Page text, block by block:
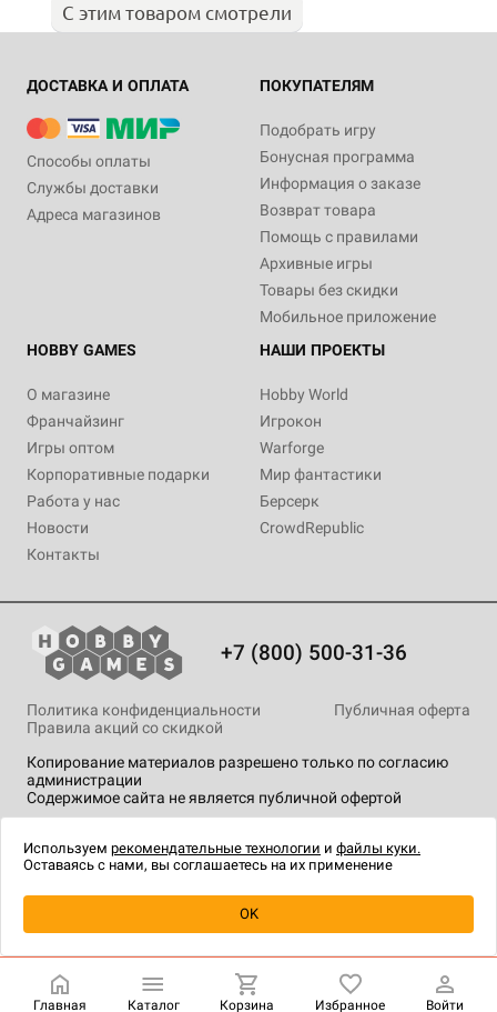
Купить
С этим товаром смотрели
ДОСТАВКА И ОПЛАТА
Способы оплаты
Службы доставки
Адреса магазинов
ПОКУПАТЕЛЯМ
Подобрать игру
Бонусная программа
Информация о заказе
Возврат товара
Помощь с правилами
Архивные игры
Товары без скидки
Мобильное приложение
HOBBY GAMES
О магазине
Франчайзинг
Игры оптом
Корпоративные подарки
Работа у нас
Новости
Контакты
НАШИ ПРОЕКТЫ
Hobby World
Игрокон
Warforge
Мир фантастики
Берсерк
CrowdRepublic
+7 (800) 500-31-36
Копирование материалов разрешено только по согласию
администрации
Содержимое сайта не является публичной офертой
Политика конфиденциальности
Публичная оферта
Правила акций со скидкой
технологии.
Главная Каталог Корзина Избранное Войти
Используем рекомендательные технологии и файлы куки.
Оставаясь с нами, вы соглашаетесь на их применение
OK